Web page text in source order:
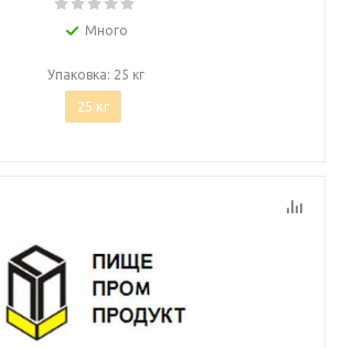
Много
Упаковка: 25 кг
25 кг